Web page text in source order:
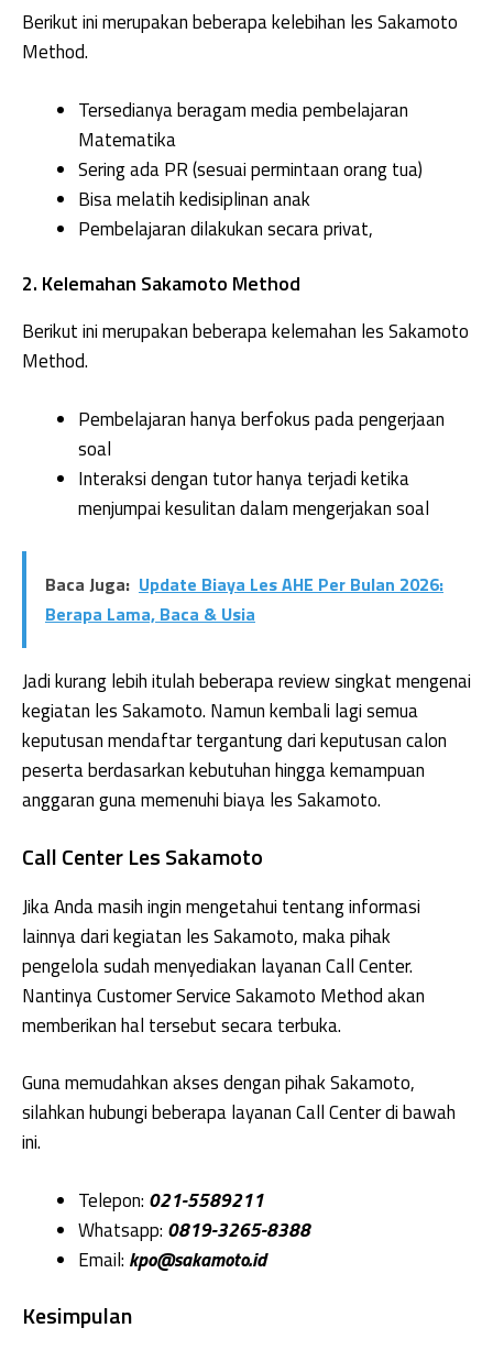
Berikut ini merupakan beberapa kelebihan les Sakamoto
Method.
Tersedianya beragam media pembelajaran
Matematika
Sering ada PR (sesuai permintaan orang tua)
Bisa melatih kedisiplinan anak
Pembelajaran dilakukan secara privat,
2. Kelemahan Sakamoto Method
Berikut ini merupakan beberapa kelemahan les Sakamoto
Method.
Pembelajaran hanya berfokus pada pengerjaan
soal
Interaksi dengan tutor hanya terjadi ketika
menjumpai kesulitan dalam mengerjakan soal
Baca Juga: Update Biaya Les AHE Per Bulan 2026:
Berapa Lama, Baca & Usia
Jadi kurang lebih itulah beberapa review singkat mengenai
kegiatan les Sakamoto. Namun kembali lagi semua
keputusan mendaftar tergantung dari keputusan calon
peserta berdasarkan kebutuhan hingga kemampuan
anggaran guna memenuhi biaya les Sakamoto.
Call Center Les Sakamoto
Jika Anda masih ingin mengetahui tentang informasi
lainnya dari kegiatan les Sakamoto, maka pihak
pengelola sudah menyediakan layanan Call Center.
Nantinya Customer Service Sakamoto Method akan
memberikan hal tersebut secara terbuka.
Guna memudahkan akses dengan pihak Sakamoto,
silahkan hubungi beberapa layanan Call Center di bawah
ini.
Telepon: 021-5589211
Whatsapp: 0819-3265-8388
Email: kpo@sakamoto.id
Kesimpulan